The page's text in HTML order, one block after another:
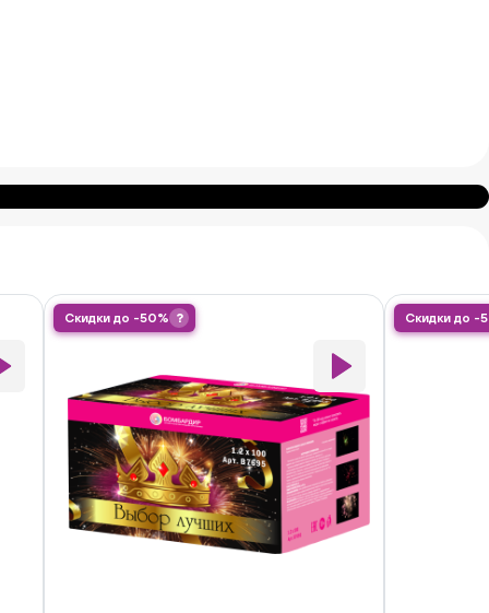
Скидки до -50% ? Скидки до -